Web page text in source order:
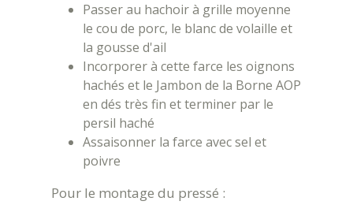
Passer au hachoir à grille moyenne
le cou de porc, le blanc de volaille et
la gousse d'ail
Incorporer à cette farce les oignons
hachés et le Jambon de la Borne AOP
en dés très fin et terminer par le
persil haché
Assaisonner la farce avec sel et
poivre
Pour le montage du pressé :